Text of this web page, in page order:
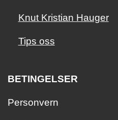
Knut Kristian Hauger
Tips oss
BETINGELSER
Personvern